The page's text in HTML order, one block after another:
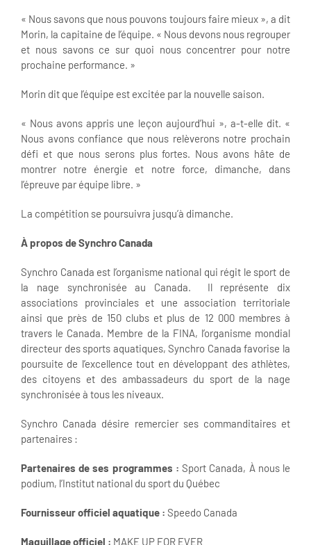
« Nous savons que nous pouvons toujours faire mieux », a dit
Morin, la capitaine de l’équipe. « Nous devons nous regrouper
et nous savons ce sur quoi nous concentrer pour notre
prochaine performance. »
Morin dit que l’équipe est excitée par la nouvelle saison.
« Nous avons appris une leçon aujourd’hui », a-t-elle dit. «
Nous avons confiance que nous relèverons notre prochain
défi et que nous serons plus fortes. Nous avons hâte de
montrer notre énergie et notre force, dimanche, dans
l’épreuve par équipe libre. »
La compétition se poursuivra jusqu’à dimanche.
À propos de Synchro Canada
Synchro Canada est l’organisme national qui régit le sport de
la nage synchronisée au Canada. Il représente dix
associations provinciales et une association territoriale
ainsi que près de 150 clubs et plus de 12 000 membres à
travers le Canada. Membre de la FINA, l’organisme mondial
directeur des sports aquatiques, Synchro Canada favorise la
poursuite de l’excellence tout en développant des athlètes,
des citoyens et des ambassadeurs du sport de la nage
synchronisée à tous les niveaux.
Synchro Canada désire remercier ses commanditaires et
partenaires :
Partenaires de ses programmes : Sport Canada, À nous le
podium, l’Institut national du sport du Québec
Fournisseur officiel aquatique : Speedo Canada
Maquillage officiel : MAKE UP FOR EVER